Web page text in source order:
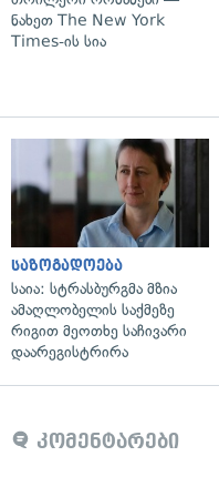
ნახეთ The New York
Times-ის სია
საზოგადოება
საია: სტრასბურგმა მზია
ამაღლობელის საქმეზე
რიგით მეოთხე საჩივარი
დაარეგისტრირა
კომენტარები